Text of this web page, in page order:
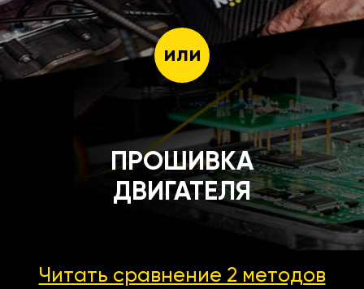
или
ПРОШИВКА
ДВИГАТЕЛЯ
Читать сравнение 2 методов